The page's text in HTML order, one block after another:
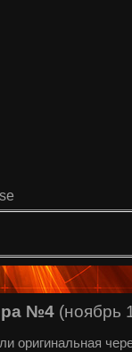
№4(ноябрь
оригинальная